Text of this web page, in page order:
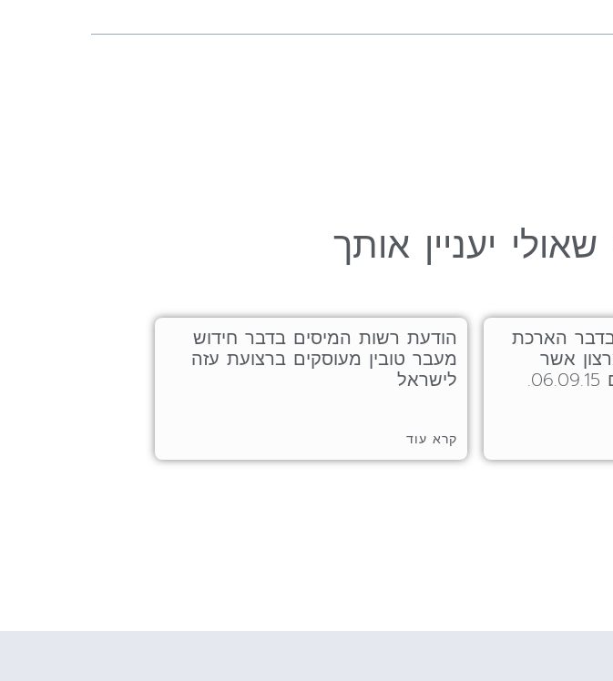
יעניין אותך
הארכת
אשר
הודעת רשות המיסים בדבר חידוש
מעבר טובין מעוסקים ברצועת עזה
לישראל
קרא עוד